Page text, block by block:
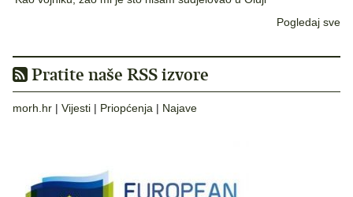
Pogledaj sve
Pratite naše RSS izvore
morh.hr | Vijesti | Priopćenja | Najave